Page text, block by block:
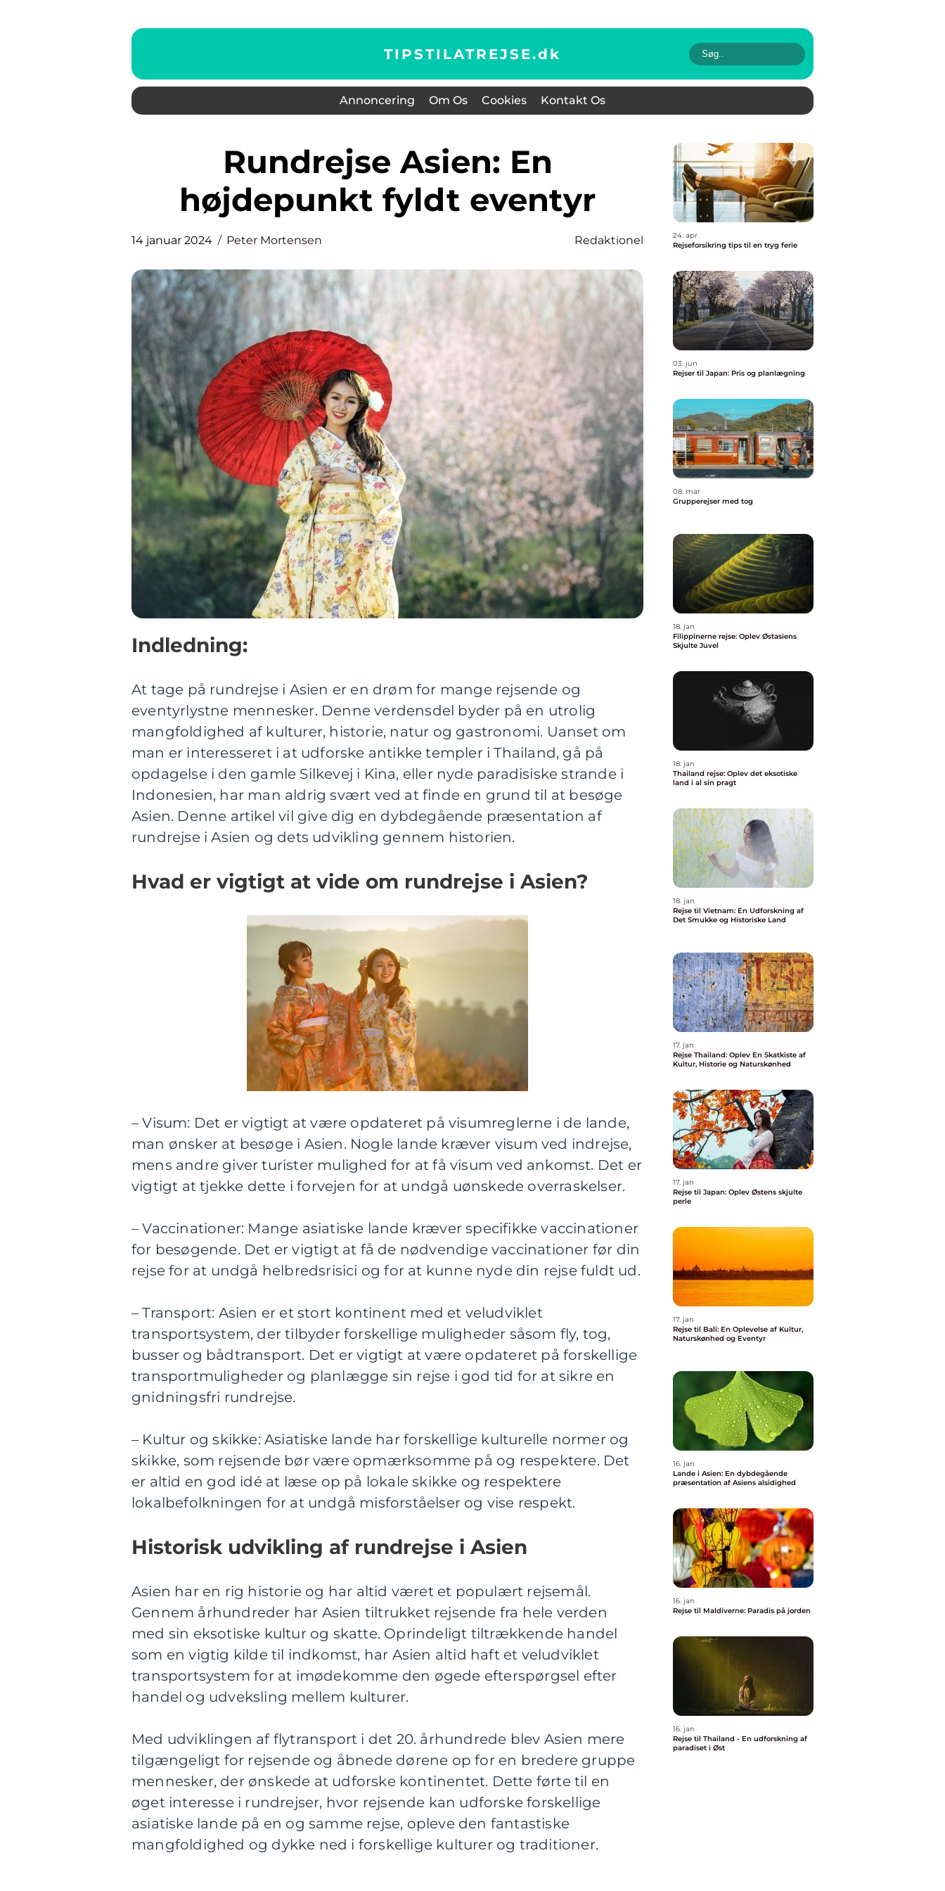
TIPSTILATREJSE.dk
Annoncering Om Os Cookies Kontakt Os
Rundrejse Asien: En
højdepunkt fyldt eventyr
14 januar 2024 Peter Mortensen Redaktionel
Indledning:
At tage på rundrejse i Asien er en drøm for mange rejsende og
eventyrlystne mennesker. Denne verdensdel byder på en utrolig
mangfoldighed af kulturer, historie, natur og gastronomi. Uanset om
man er interesseret i at udforske antikke templer i Thailand, gå på
opdagelse i den gamle Silkevej i Kina, eller nyde paradisiske strande i
Indonesien, har man aldrig svært ved at finde en grund til at besøge
Asien. Denne artikel vil give dig en dybdegående præsentation af
rundrejse i Asien og dets udvikling gennem historien.
Hvad er vigtigt at vide om rundrejse i Asien?
– Visum: Det er vigtigt at være opdateret på visumreglerne i de lande,
man ønsker at besøge i Asien. Nogle lande kræver visum ved indrejse,
mens andre giver turister mulighed for at få visum ved ankomst. Det er
vigtigt at tjekke dette i forvejen for at undgå uønskede overraskelser.
– Vaccinationer: Mange asiatiske lande kræver specifikke vaccinationer
for besøgende. Det er vigtigt at få de nødvendige vaccinationer før din
rejse for at undgå helbredsrisici og for at kunne nyde din rejse fuldt ud.
– Transport: Asien er et stort kontinent med et veludviklet
transportsystem, der tilbyder forskellige muligheder såsom fly, tog,
busser og bådtransport. Det er vigtigt at være opdateret på forskellige
transportmuligheder og planlægge sin rejse i god tid for at sikre en
gnidningsfri rundrejse.
– Kultur og skikke: Asiatiske lande har forskellige kulturelle normer og
skikke, som rejsende bør være opmærksomme på og respektere. Det
er altid en god idé at læse op på lokale skikke og respektere
lokalbefolkningen for at undgå misforståelser og vise respekt.
Historisk udvikling af rundrejse i Asien
Asien har en rig historie og har altid været et populært rejsemål.
Gennem århundreder har Asien tiltrukket rejsende fra hele verden
med sin eksotiske kultur og skatte. Oprindeligt tiltrækkende handel
som en vigtig kilde til indkomst, har Asien altid haft et veludviklet
transportsystem for at imødekomme den øgede efterspørgsel efter
handel og udveksling mellem kulturer.
Med udviklingen af flytransport i det 20. århundrede blev Asien mere
tilgængeligt for rejsende og åbnede dørene op for en bredere gruppe
mennesker, der ønskede at udforske kontinentet. Dette førte til en
øget interesse i rundrejser, hvor rejsende kan udforske forskellige
asiatiske lande på en og samme rejse, opleve den fantastiske
mangfoldighed og dykke ned i forskellige kulturer og traditioner.
24. apr
Rejseforsikring tips til en tryg ferie
03. jun
Rejser til Japan: Pris og planlægning
08. mar
Grupperejser med tog
18. jan
Filippinerne rejse: Oplev Østasiens
Skjulte Juvel
18. jan
Thailand rejse: Oplev det eksotiske
land i al sin pragt
18. jan
Rejse til Vietnam: En Udforskning af
Det Smukke og Historiske Land
17. jan
Rejse Thailand: Oplev En Skatkiste af
Kultur, Historie og Naturskønhed
17. jan
Rejse til Japan: Oplev Østens skjulte
perle
17. jan
Rejse til Bali: En Oplevelse af Kultur,
Naturskønhed og Eventyr
16. jan
Lande i Asien: En dybdegående
præsentation af Asiens alsidighed
16. jan
Rejse til Maldiverne: Paradis på jorden
16. jan
Rejse til Thailand - En udforskning af
paradiset i Øst